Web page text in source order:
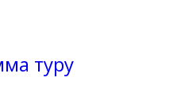
туру